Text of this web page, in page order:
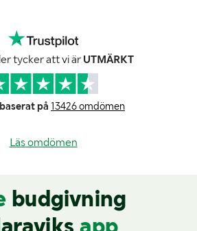
tycker att vi är UTMÄRKT
på 13426 omdömen
Läs omdömen
budgivning